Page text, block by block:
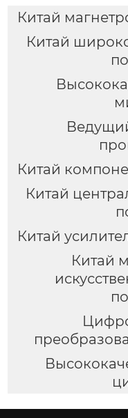
Китай
Китай
Китай
Китай
Китай
Китай